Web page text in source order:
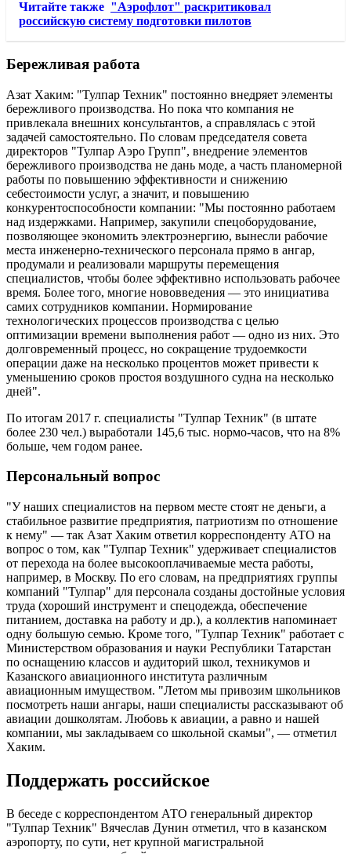
Читайте также "Аэрофлот" раскритиковал
российскую систему подготовки пилотов
Бережливая работа
Азат Хаким: "Тулпар Техник" постоянно внедряет элементы
бережливого производства. Но пока что компания не
привлекала внешних консультантов, а справлялась с этой
задачей самостоятельно. По словам председателя совета
директоров "Тулпар Аэро Групп", внедрение элементов
бережливого производства не дань моде, а часть планомерной
работы по повышению эффективности и снижению
себестоимости услуг, а значит, и повышению
конкурентоспособности компании: "Мы постоянно работаем
над издержками. Например, закупили спецоборудование,
позволяющее экономить электроэнергию, вынесли рабочие
места инженерно-технического персонала прямо в ангар,
продумали и реализовали маршруты перемещения
специалистов, чтобы более эффективно использовать рабочее
время. Более того, многие нововведения — это инициатива
самих сотрудников компании. Нормирование
технологических процессов производства с целью
оптимизации времени выполнения работ — одно из них. Это
долговременный процесс, но сокращение трудоемкости
операции даже на несколько процентов может привести к
уменьшению сроков простоя воздушного судна на несколько
дней".
По итогам 2017 г. специалисты "Тулпар Техник" (в штате
более 230 чел.) выработали 145,6 тыс. нормо-часов, что на 8%
больше, чем годом ранее.
Персональный вопрос
"У наших специалистов на первом месте стоят не деньги, а
стабильное развитие предприятия, патриотизм по отношение
к нему" — так Азат Хаким ответил корреспонденту АТО на
вопрос о том, как "Тулпар Техник" удерживает специалистов
от перехода на более высокооплачиваемые места работы,
например, в Москву. По его словам, на предприятиях группы
компаний "Тулпар" для персонала созданы достойные условия
труда (хороший инструмент и спецодежда, обеспечение
питанием, доставка на работу и др.), а коллектив напоминает
одну большую семью. Кроме того, "Тулпар Техник" работает с
Министерством образования и науки Республики Татарстан
по оснащению классов и аудиторий школ, техникумов и
Казанского авиационного института различным
авиационным имуществом. "Летом мы привозим школьников
посмотреть наши ангары, наши специалисты рассказывают об
авиации дошколятам. Любовь к авиации, а равно и нашей
компании, мы закладываем со школьной скамьи", — отметил
Хаким.
Поддержать российское
В беседе с корреспондентом АТО генеральный директор
"Тулпар Техник" Вячеслав Дунин отметил, что в казанском
аэропорту, по сути, нет крупной магистральной